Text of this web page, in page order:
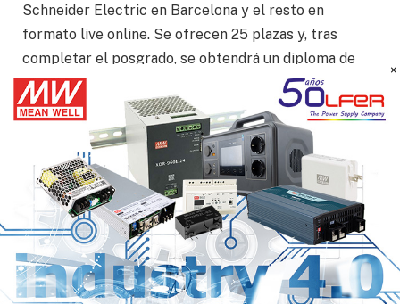
Schneider Electric en Barcelona y el resto en
formato live online. Se ofrecen 25 plazas y, tras
completar el posgrado, se obtendrá un diploma de
experto expedido por la UPC.
La dirección académica está a cargo del profesor
Eduardo Prieto, investigador del Centro de
Innovación Tecnológica en Convertidores Estáticos y
Accionamientos (CITCEA-UPC) y del Centro
Específico de Investigación del Hidrógeno (CER-H 2)
de la misma universidad, junto con Aleix Senis,
Solution Architect Team Leader de Schneider
Electric en Iberia.